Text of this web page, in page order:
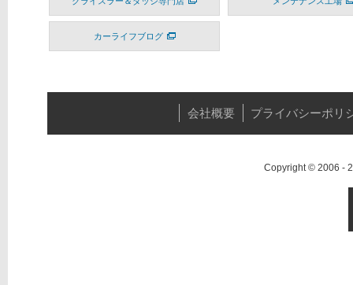
カーライフブログ
会社概要 プライバシーポリ
Copyright © 2006 -